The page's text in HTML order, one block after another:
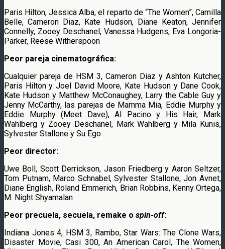
Paris Hilton, Jessica Alba, el reparto de “The Women”, Camilla
Belle, Cameron Diaz, Kate Hudson, Diane Keaton, Jennifer
Connelly, Zooey Deschanel, Vanessa Hudgens, Eva Longoria-
Parker, Reese Witherspoon
Peor pareja cinematográfica:
Cualquier pareja de HSM 3, Cameron Diaz y Ashton Kutcher,
Paris Hilton y Joel David Moore, Kate Hudson y Dane Cook,
Kate Hudson y Matthew McConaughey, Larry the Cable Guy y
Jenny McCarthy, las parejas de Mamma Mia, Eddie Murphy y
Eddie Murphy (Meet Dave), Al Pacino y His Hair, Mark
Wahlberg y Zooey Deschanel, Mark Wahlberg y Mila Kunis,
Sylvester Stallone y Su Ego
Peor director:
Uwe Boll, Scott Derrickson, Jason Friedberg y Aaron Seltzer,
Tom Putnam, Marco Schnabel, Sylvester Stallone, Jon Avnet,
Diane English, Roland Emmerich, Brian Robbins, Kenny Ortega,
M. Night Shyamalan
Peor precuela, secuela, remake o spin-off:
Indiana Jones 4, HSM 3, Rambo, Star Wars: The Clone Wars,
Disaster Movie, Casi 300, An American Carol, The Women,